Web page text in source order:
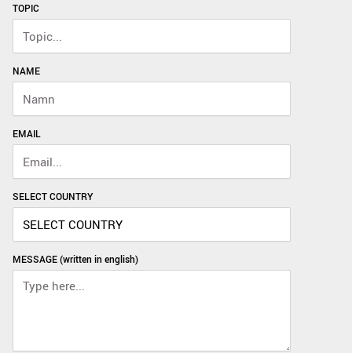
TOPIC
NAME
EMAIL
SELECT COUNTRY
MESSAGE (written in english)